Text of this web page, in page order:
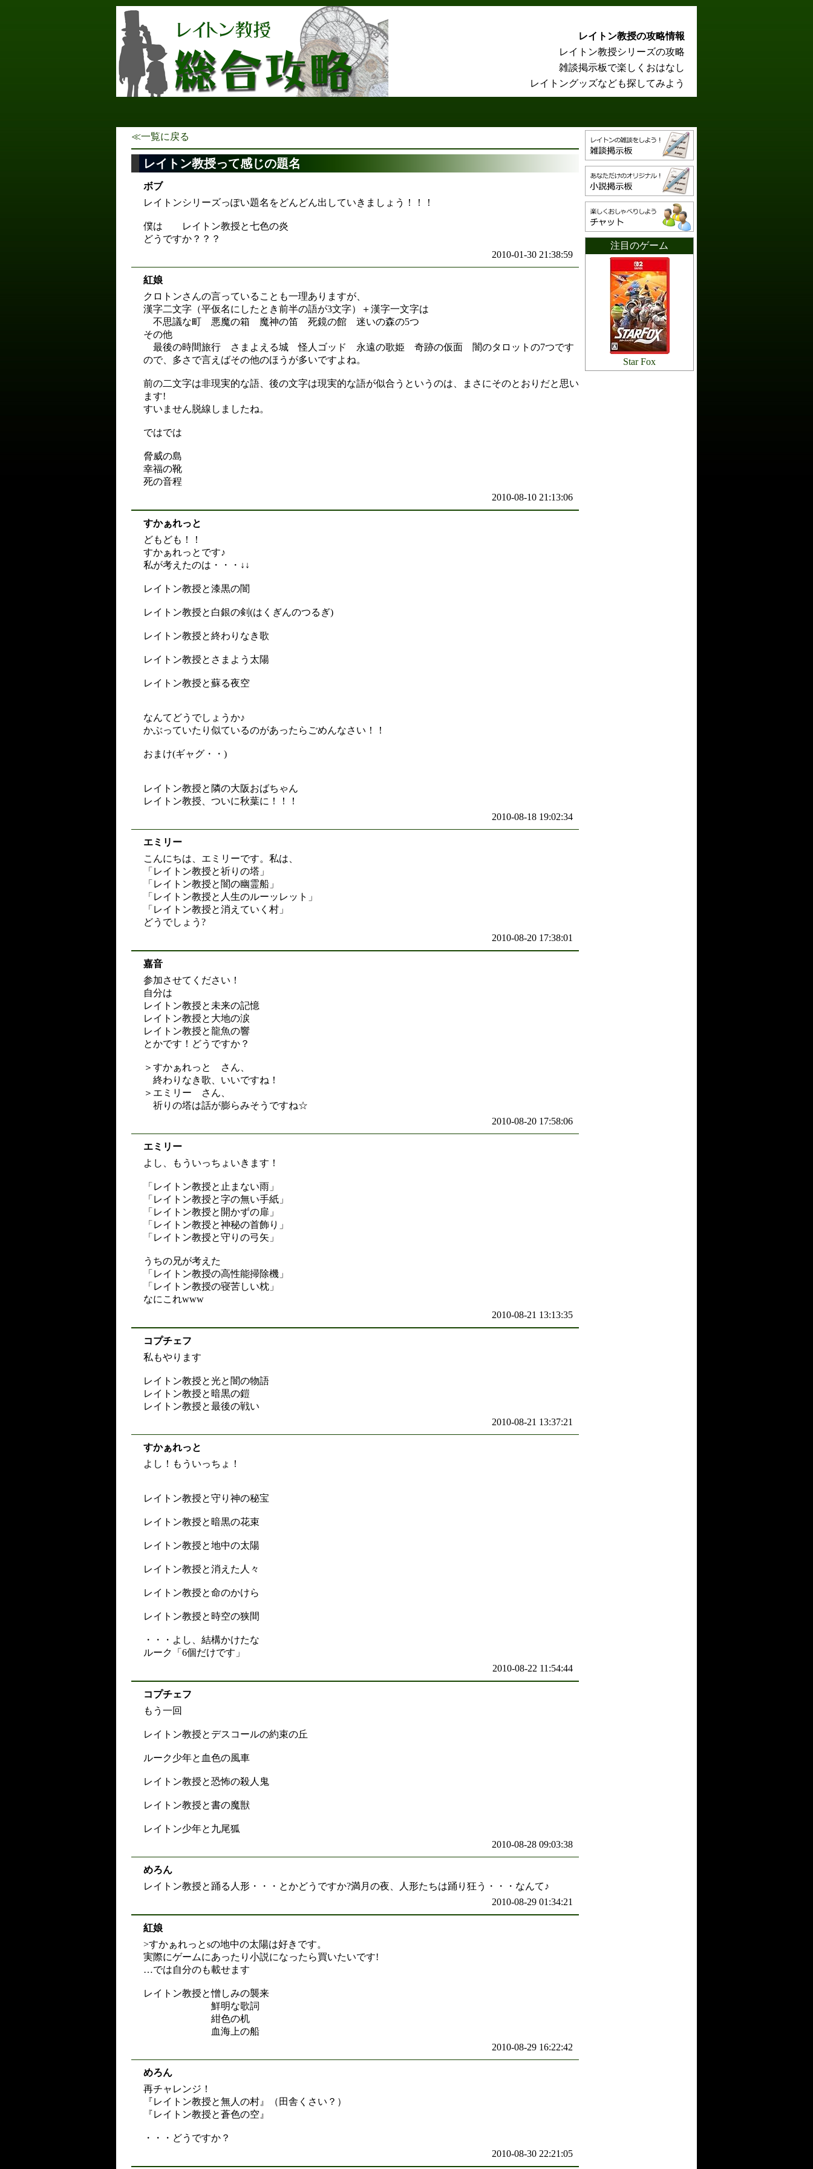
レイトン教授の攻略情報
レイトン教授シリーズの攻略
雑談掲示板で楽しくおはなし
レイトングッズなども探してみよう
≪一覧に戻る
レイトン教授って感じの題名
ボブ
レイトンシリーズっぽい題名をどんどん出していきましょう！！！
僕は レイトン教授と七色の炎
どうですか？？？
2010-01-30 21:38:59
紅娘
クロトンさんの言っていることも一理ありますが、
漢字二文字（平仮名にしたとき前半の語が3文字）＋漢字一文字は
不思議な町 悪魔の箱 魔神の笛 死鏡の館 迷いの森の5つ
その他
最後の時間旅行 さまよえる城 怪人ゴッド 永遠の歌姫 奇跡の仮面 闇のタロットの7つです
ので、多さで言えばその他のほうが多いですよね。
前の二文字は非現実的な語、後の文字は現実的な語が似合うというのは、まさにそのとおりだと思い
ます!
すいません脱線しましたね。
ではでは
脅威の島
幸福の靴
死の音程
2010-08-10 21:13:06
すかぁれっと
どもども！！
すかぁれっとです♪
私が考えたのは・・・↓↓
レイトン教授と漆黒の闇
レイトン教授と白銀の剣(はくぎんのつるぎ)
レイトン教授と終わりなき歌
レイトン教授とさまよう太陽
レイトン教授と蘇る夜空
なんてどうでしょうか♪
かぶっていたり似ているのがあったらごめんなさい！！
おまけ(ギャグ・・)
レイトン教授と隣の大阪おばちゃん
レイトン教授、ついに秋葉に！！！
2010-08-18 19:02:34
エミリー
こんにちは、エミリーです。私は、
「レイトン教授と祈りの塔」
「レイトン教授と闇の幽霊船」
「レイトン教授と人生のルーッレット」
「レイトン教授と消えていく村」
どうでしょう?
2010-08-20 17:38:01
嘉音
参加させてください！
自分は
レイトン教授と未来の記憶
レイトン教授と大地の涙
レイトン教授と龍魚の響
とかです！どうですか？
＞すかぁれっと さん、
終わりなき歌、いいですね！
＞エミリー さん、
祈りの塔は話が膨らみそうですね☆
2010-08-20 17:58:06
エミリー
よし、もういっちょいきます！
「レイトン教授と止まない雨」
「レイトン教授と字の無い手紙」
「レイトン教授と開かずの扉」
「レイトン教授と神秘の首飾り」
「レイトン教授と守りの弓矢」
うちの兄が考えた
「レイトン教授の高性能掃除機」
「レイトン教授の寝苦しい枕」
なにこれwww
2010-08-21 13:13:35
コプチェフ
私もやります
レイトン教授と光と闇の物語
レイトン教授と暗黒の鎧
レイトン教授と最後の戦い
2010-08-21 13:37:21
すかぁれっと
よし！もういっちょ！
レイトン教授と守り神の秘宝
レイトン教授と暗黒の花束
レイトン教授と地中の太陽
レイトン教授と消えた人々
レイトン教授と命のかけら
レイトン教授と時空の狭間
・・・よし、結構かけたな
ルーク「6個だけです」
2010-08-22 11:54:44
コプチェフ
もう一回
レイトン教授とデスコールの約束の丘
ルーク少年と血色の風車
レイトン教授と恐怖の殺人鬼
レイトン教授と書の魔獣
レイトン少年と九尾狐
2010-08-28 09:03:38
めろん
レイトン教授と踊る人形・・・とかどうですか?満月の夜、人形たちは踊り狂う・・・なんて♪
2010-08-29 01:34:21
紅娘
>すかぁれっとsの地中の太陽は好きです。
実際にゲームにあったり小説になったら買いたいです!
…では自分のも載せます
レイトン教授と憎しみの襲来
鮮明な歌詞
紺色の机
血海上の船
2010-08-29 16:22:42
めろん
再チャレンジ！
『レイトン教授と無人の村』（田舎くさい？）
『レイトン教授と蒼色の空』
・・・どうですか？
2010-08-30 22:21:05
注目のゲーム
Star Fox